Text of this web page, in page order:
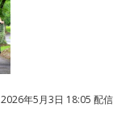
2026年5月3日 18:05 配信